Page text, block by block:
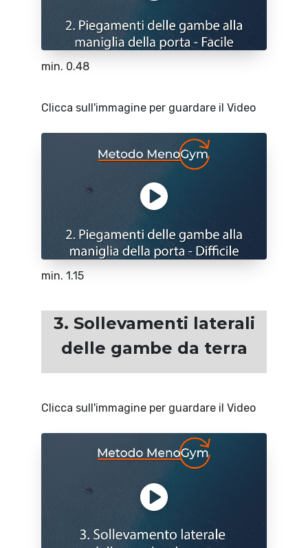
min. 0.48
Clicca sull'immagine per guardare il Video
min. 1.15
3. Sollevamenti laterali
delle gambe da terra
Clicca sull'immagine per guardare il Video